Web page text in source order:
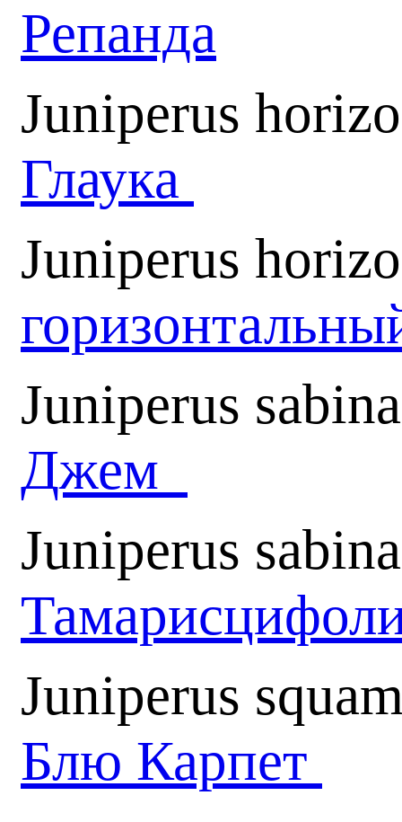
Репанда
Juniperus
Глаука
Juniperus
Juniperus
Джем
Juniperus
Juniperus
Блю Карпет